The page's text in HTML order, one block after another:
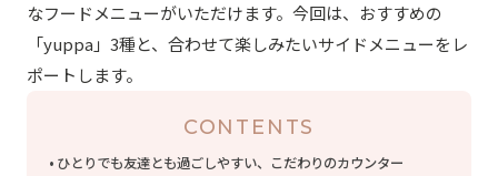
なフードメニューがいただけます。今回は、おすすめの
「yuppa」3種と、合わせて楽しみたいサイドメニューをレ
ポートします。
CONTENTS
ひとりでも友達とも過ごしやすい、こだわりのカウンター